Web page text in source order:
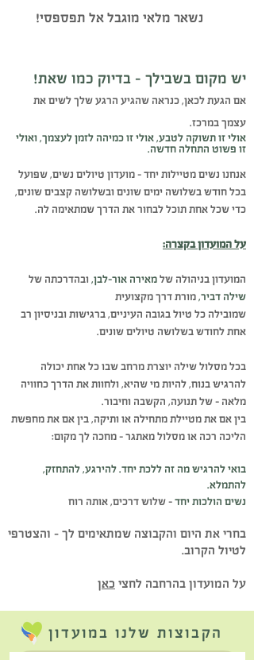
נשאר מלאי מוגבל אל תפספסי!
יש מקום בשבילך – בדיוק כמו שאת!
אם הגעת לכאן, כנראה שהגיע הרגע שלך לשים את
עצמך במרכז.
אולי זו תשוקה לטבע, אולי זו כמיהה לזמן לעצמך, ואולי
זו פשוט התחלה חדשה.
אנחנו נשים מטיילות יחד – מועדון טיולים נשים, שפועל
בכל חודש בשלושה ימים שונים ובשלושה קצבים שונים,
כדי שכל אחת תוכל לבחור את הדרך שמתאימה לה.
על המועדון בקצרה:
המועדון בניהולה שלמאירה אור-לבן, ובהדרכתה של
שילה דביר,מורת דרך מקצועית
שמובילה כל טיול בגובה העיניים, ברגישות ובניסיון רב
אחת לחודש בשלושה טיולים שונים.
בכל מסלול שילה יוצרת מרחב שבו כל אחת יכולה
להרגיש בנוח, להיות מי שהיא, ולחוות את הדרך כחוויה
מלאה – של תנועה, הקשבה וחיבור.
בין אם את מטיילת מתחילה או ותיקה, בין אם את מחפשת
הליכה רכה או מסלול מאתגר – מחכה לך מקום:
בואי להרגיש מה זה ללכת יחד. להירגע, להתחזק,
להתמלא.
נשים הולכות יחד– שלוש דרכים, אותה רוח
בחרי את היום והקבוצה שמתאימים לך – והצטרפי
לטיול הקרוב.
על המועדון בהרחבה לחצי כאן
הקבוצות שלנו במועדון